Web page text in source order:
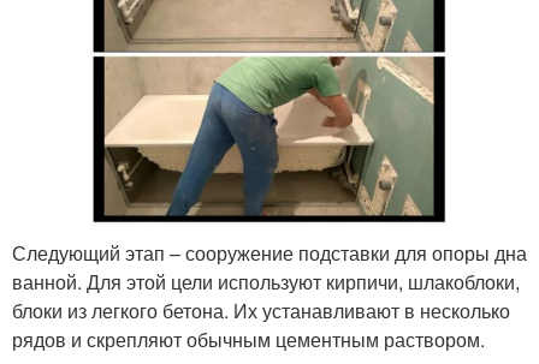
Следующий этап – сооружение подставки для опоры дна
ванной. Для этой цели используют кирпичи, шлакоблоки,
блоки из легкого бетона. Их устанавливают в несколько
рядов и скрепляют обычным цементным раствором.